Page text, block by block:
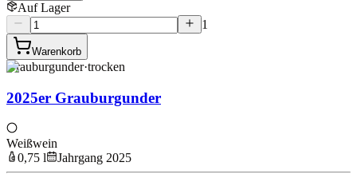
Auf Lager
1
Warenkorb
Grauburgunder·trocken
2025er Grauburgunder
Weißwein
0,75 l
Jahrgang 2025